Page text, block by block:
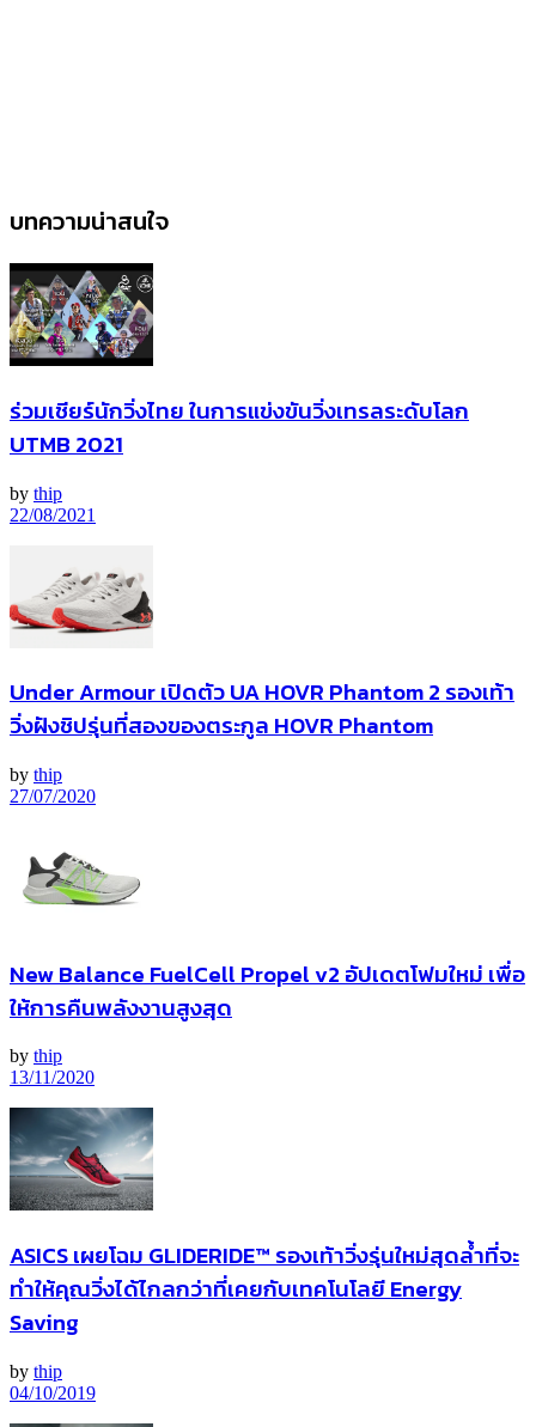
บทความน่าสนใจ
ร่วมเชียร์นักวิ่งไทย ในการแข่งขันวิ่งเทรลระดับโลก
UTMB 2021
by thip
22/08/2021
Under Armour เปิดตัว UA HOVR Phantom 2 รองเท้า
วิ่งฝังชิปรุ่นที่สองของตระกูล HOVR Phantom
by thip
27/07/2020
New Balance FuelCell Propel v2 อัปเดตโฟมใหม่ เพื่อ
ให้การคืนพลังงานสูงสุด
by thip
13/11/2020
ASICS เผยโฉม GLIDERIDE™ รองเท้าวิ่งรุ่นใหม่สุดล้ำที่จะ
ทำให้คุณวิ่งได้ไกลกว่าที่เคยกับเทคโนโลยี Energy
Saving
by thip
04/10/2019